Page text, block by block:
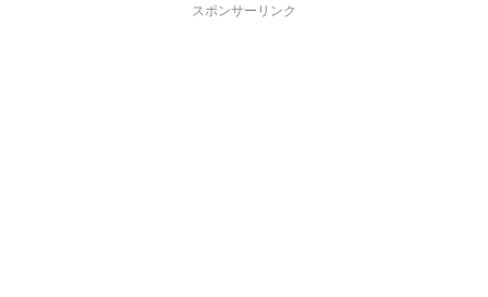
スポンサーリンク